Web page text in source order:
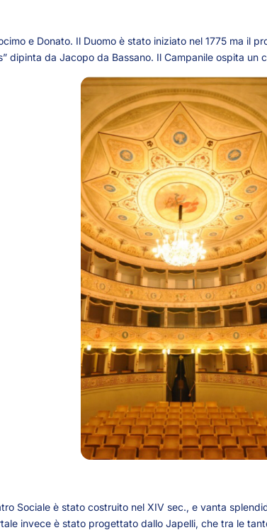
e Donato. Il Duomo è stato iniziato nel 1775 ma il
dipinta da Jacopo da Bassano. Il Campanile ospita
Sociale è stato costruito nel XIV sec., e vanta
invece è stato progettato dallo Japelli, che tra le